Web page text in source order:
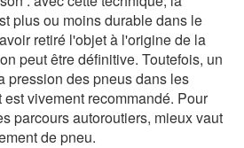
plus ou moins durable dans le
retiré l'objet à l'origine de la
peut être définitive. Toutefois, un
pression des pneus dans les
vivement recommandé. Pour
parcours autoroutiers, mieux vaut
de pneu.